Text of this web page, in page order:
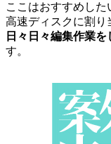
ここはおすすめした
高速ディスクに割り
日々日々編集作業
す。